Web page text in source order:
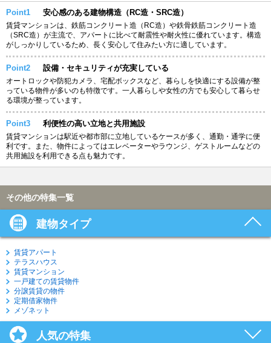
Point1 安心感のある建物構造（RC造・SRC造）
賃貸マンションは、鉄筋コンクリート造（RC造）や鉄骨鉄筋コンクリート造
（SRC造）が主流で、アパートに比べて耐震性や耐火性に優れています。構造
がしっかりしているため、長く安心して住みたい方に適しています。
Point2 設備・セキュリティが充実している
オートロックや防犯カメラ、宅配ボックスなど、暮らしを快適にする設備が整
っている物件が多いのも特徴です。一人暮らしや女性の方でも安心して暮らせ
る環境が整っています。
Point3 利便性の高い立地と共用施設
賃貸マンションは駅近や都市部に立地しているケースが多く、通勤・通学に便
利です。また、物件によってはエレベーターやラウンジ、ゲストルームなどの
共用施設を利用できる点も魅力です。
その他の特集一覧
建物タイプ
賃貸アパート
テラスハウス
賃貸マンション
一戸建ての賃貸物件
分譲賃貸の物件
定期借家物件
メゾネット
人気の特集